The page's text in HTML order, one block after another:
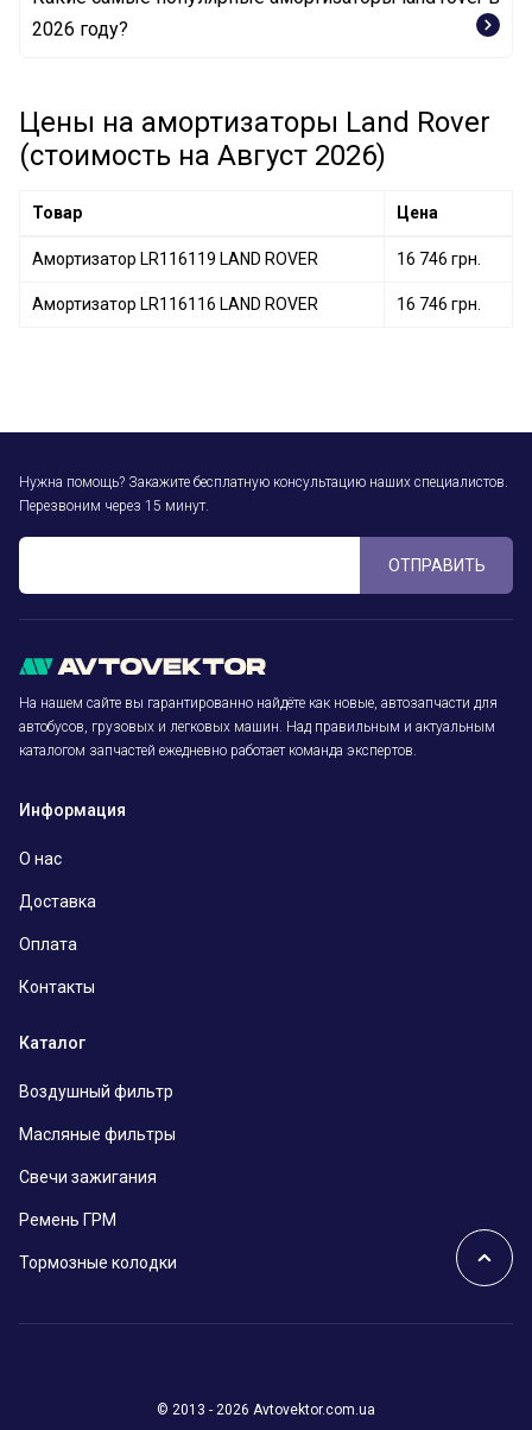
Амортизатор LR116119 LAND ROVER
2026 году?
Цены на амортизаторы Land Rover
(стоимость на Август 2026)
Товар Цена
Амортизатор LR116119 LAND ROVER 16 746 грн.
Амортизатор LR116116 LAND ROVER 16 746 грн.
Нужна помощь? Закажите бесплатную консультацию наших специалистов.
Перезвоним через 15 минут.
ОТПРАВИТЬ
На нашем сайте вы гарантированно найдёте как новые, автозапчасти для
автобусов, грузовых и легковых машин. Над правильным и актуальным
каталогом запчастей ежедневно работает команда экспертов.
Информация
О нас
Доставка
Оплата
Контакты
Каталог
Воздушный фильтр
Масляные фильтры
Свечи зажигания
Ремень ГРМ
Тормозные колодки
© 2013 - 2026 Avtovektor.com.ua